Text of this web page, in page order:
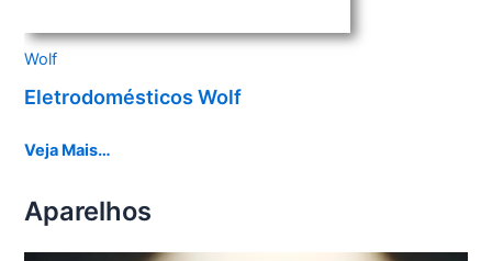
Wolf
Eletrodomésticos Wolf
Veja Mais…
Aparelhos